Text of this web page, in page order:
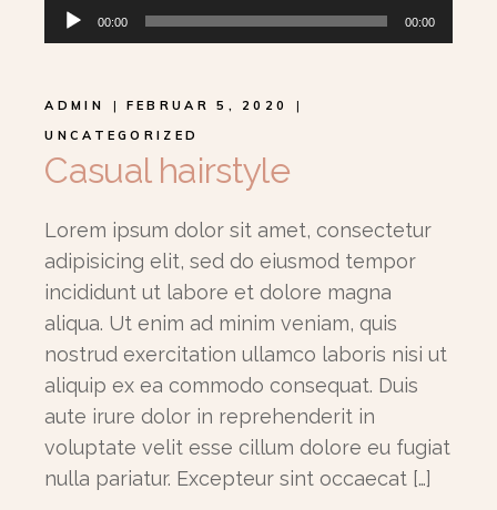
Lydavspiller
00:00 00:00
ADMIN
FEBRUAR 5, 2020
UNCATEGORIZED
Casual hairstyle
Lorem ipsum dolor sit amet, consectetur
adipisicing elit, sed do eiusmod tempor
incididunt ut labore et dolore magna
aliqua. Ut enim ad minim veniam, quis
nostrud exercitation ullamco laboris nisi ut
aliquip ex ea commodo consequat. Duis
aute irure dolor in reprehenderit in
voluptate velit esse cillum dolore eu fugiat
nulla pariatur. Excepteur sint occaecat […]